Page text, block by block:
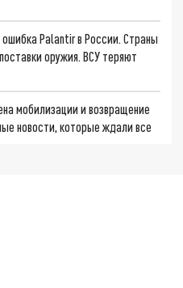
Palantir в России. Страны
оружия. ВСУ теряют
мобилизации и возвращение
новости, которые ждали все